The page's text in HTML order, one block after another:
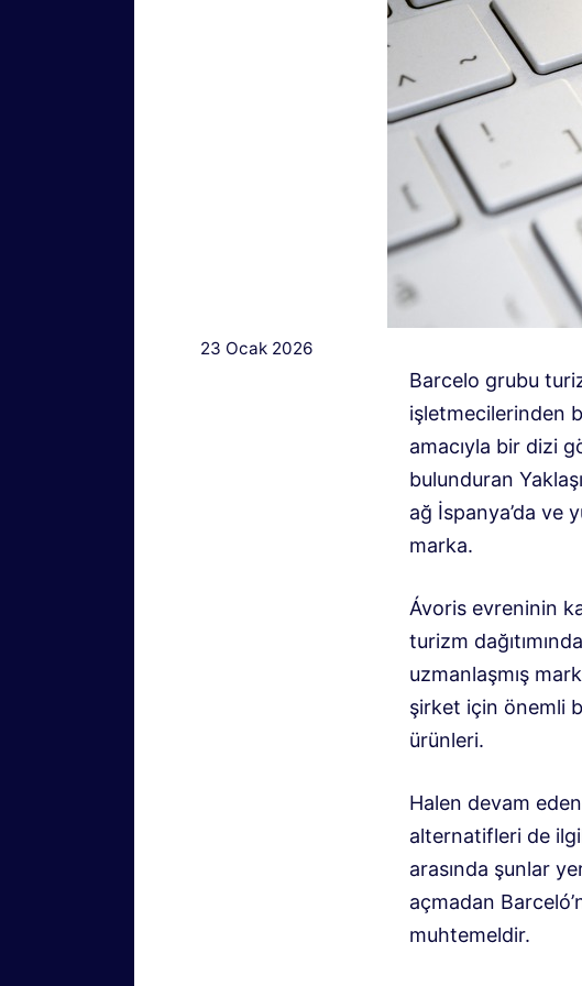
23 Ocak 2026
Barcelo grubu
işletmecilerinden
amacıyla bir dizi
bulunduran
ağ İspanya’da ve
marka.
Ávoris evreninin
turizm
uzmanlaşmış
şirket için önemli
ürünleri.
Halen devam
alternatifleri de
arasında şunlar
açmadan
muhtemeldir.